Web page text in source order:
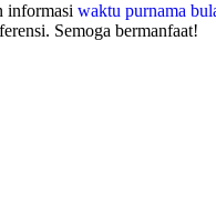
informasi waktu purnama
Semoga bermanfaat!